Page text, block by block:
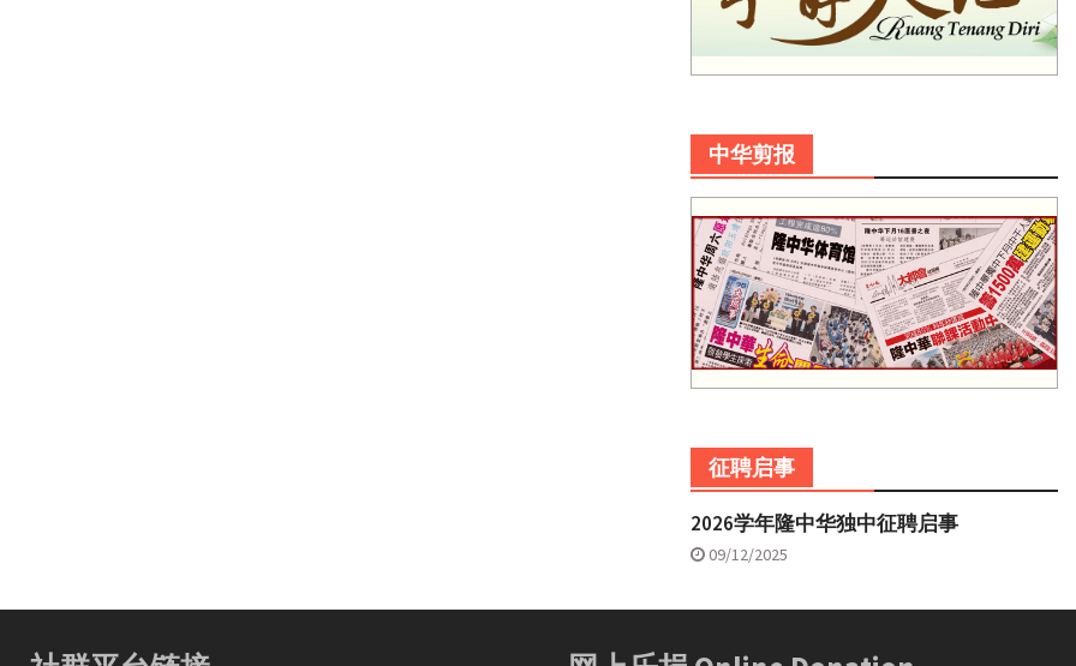
中华剪报
征聘启事
2026学年隆中华独中征聘启事
09/12/2025